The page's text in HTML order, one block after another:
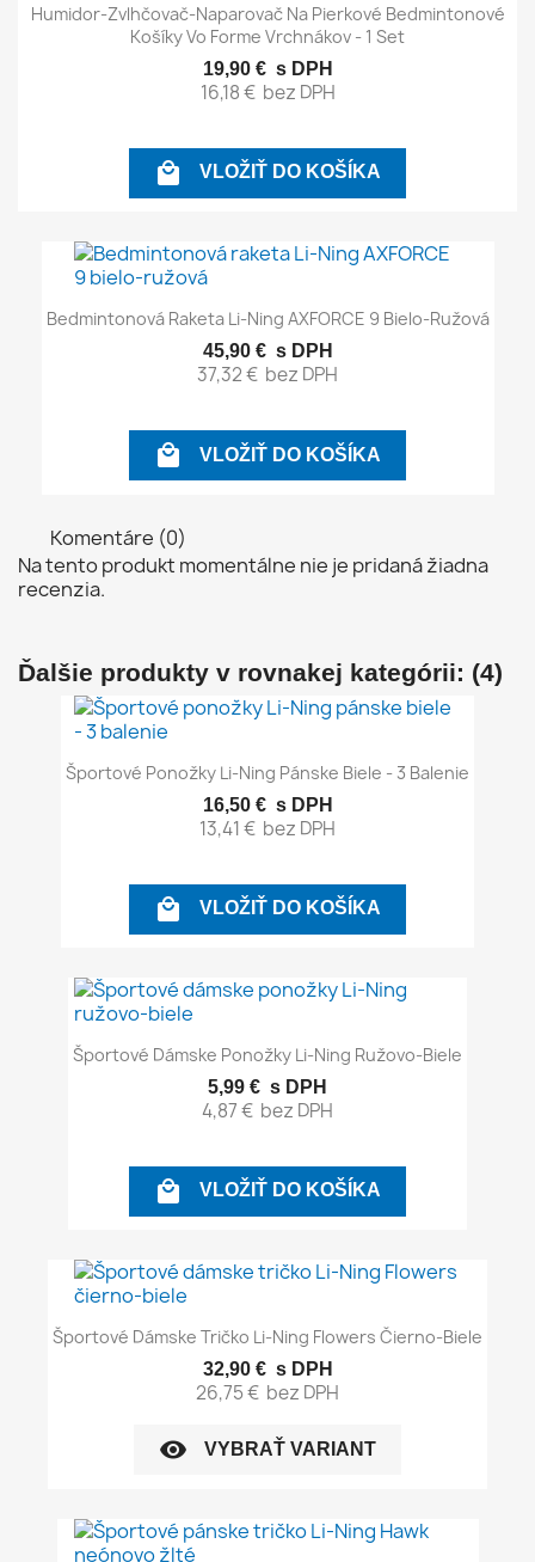
Humidor-Zvlhčovač-Naparovač Na Pierkové Bedmintonové
Košíky Vo Forme Vrchnákov - 1 Set
19,90 € s DPH
16,18 € bez DPH
 VLOŽIŤ DO KOŠÍKA
Bedmintonová Raketa Li-Ning AXFORCE 9 Bielo-Ružová
45,90 € s DPH
37,32 € bez DPH
 VLOŽIŤ DO KOŠÍKA
Komentáre (0)
Na tento produkt momentálne nie je pridaná žiadna
recenzia.
Ďalšie produkty v rovnakej kategórii: (4)
Športové Ponožky Li-Ning Pánske Biele - 3 Balenie
16,50 € s DPH
13,41 € bez DPH
 VLOŽIŤ DO KOŠÍKA
Športové Dámske Ponožky Li-Ning Ružovo-Biele
5,99 € s DPH
4,87 € bez DPH
 VLOŽIŤ DO KOŠÍKA
Športové Dámske Tričko Li-Ning Flowers Čierno-Biele
32,90 € s DPH
26,75 € bez DPH
visibility VYBRAŤ VARIANT